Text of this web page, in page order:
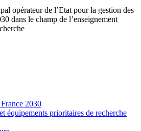
opérateur de l’Etat pour la gestion des
dans le champ de l’enseignement
2030
équipements prioritaires de recherche